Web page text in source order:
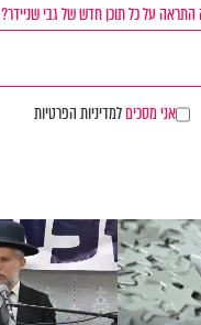
התראה על כל תוכן חדש של גבי שניידר?
אני מסכיםלמדיניות הפרטיות